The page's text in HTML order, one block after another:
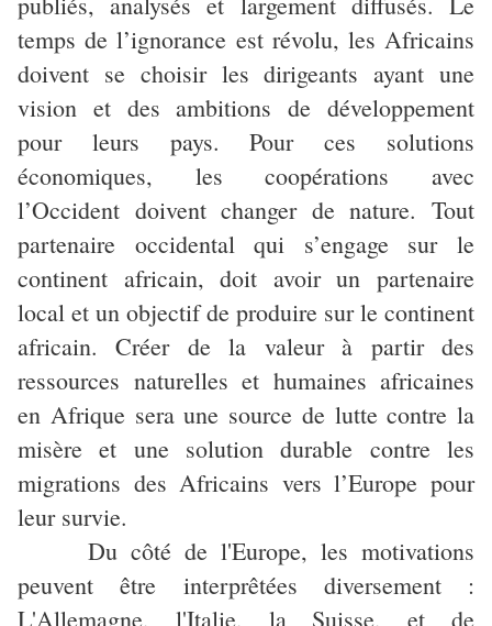
temps de l’ignorance est révolu, les Africains
doivent se choisir les dirigeants ayant une
vision et des ambitions de développement
pour leurs pays. Pour ces solutions
économiques, les coopérations avec
l’Occident doivent changer de nature. Tout
partenaire occidental qui s’engage sur le
continent africain, doit avoir un partenaire
local et un objectif de produire sur le continent
africain. Créer de la valeur à partir des
ressources naturelles et humaines africaines
en Afrique sera une source de lutte contre la
misère et une solution durable contre les
migrations des Africains vers l’Europe pour
leur survie.
Du côté de l'Europe, les motivations
peuvent être interprêtées diversement :
L'Allemagne, l'Italie, la Suisse, et de